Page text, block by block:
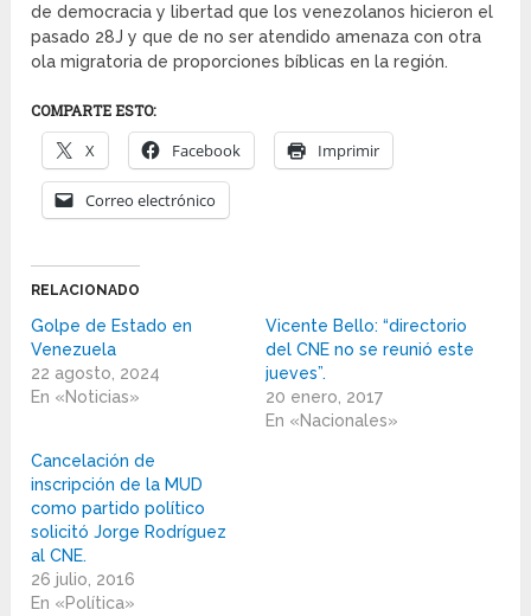
de democracia y libertad que los venezolanos hicieron el
pasado 28J y que de no ser atendido amenaza con otra
ola migratoria de proporciones bíblicas en la región.
COMPARTE ESTO:
X Facebook Imprimir
Correo electrónico
RELACIONADO
Golpe de Estado en
Venezuela
22 agosto, 2024
En «Noticias»
Vicente Bello: “directorio
del CNE no se reunió este
jueves”.
20 enero, 2017
En «Nacionales»
Cancelación de
inscripción de la MUD
como partido político
solicitó Jorge Rodríguez
al CNE.
26 julio, 2016
En «Política»